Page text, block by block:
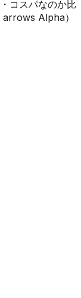
コスパなのか比
arrows Alpha）